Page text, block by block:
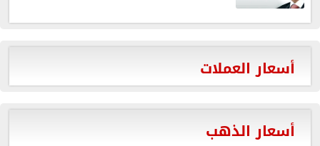
أسعار العملات
أسعار الذهب